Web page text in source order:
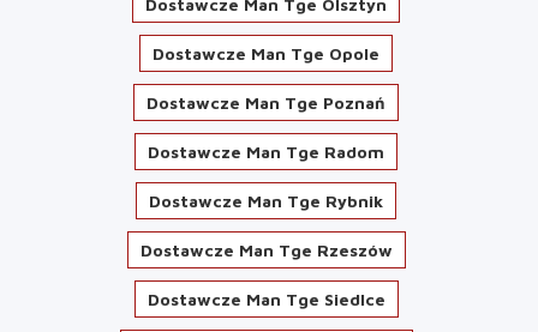
Dostawcze Man Tge Olsztyn
Dostawcze Man Tge Opole
Dostawcze Man Tge Poznań
Dostawcze Man Tge Radom
Dostawcze Man Tge Rybnik
Dostawcze Man Tge Rzeszów
Dostawcze Man Tge Siedlce